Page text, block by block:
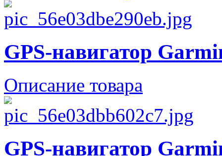
GPS-навигатор
Описание товара
GPS-навигатор